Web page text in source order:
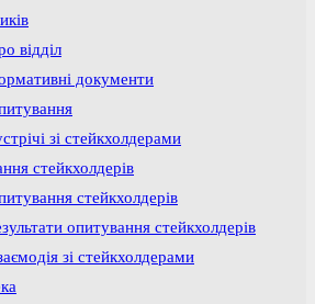
відділ
документи
зі стейкхолдерами
стейкхолдерів
стейкхолдерів
опитування стейкхолдерів
зі стейкхолдерами